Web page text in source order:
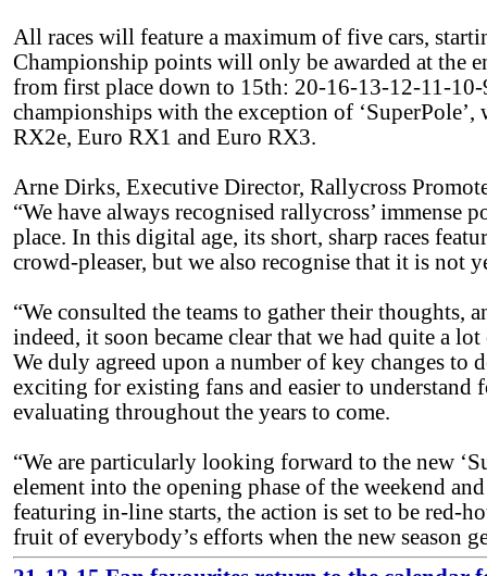
All races will feature a maximum of five cars,
Championship points will only be awarded at the
from first place down to 15th: 20-16-13-12-11-
championships with the exception of
RX2e, Euro RX1 and Euro RX3.
Arne Dirks, Executive Director, Rallycross
“We have always recognised rallycross’
place. In this digital age, its short, sharp races
crowd-pleaser, but we also recognise that it is
“We consulted the teams to gather their thoughts,
indeed, it soon became clear that we had quite a
We duly agreed upon a number of key changes to
exciting for existing fans and easier to
evaluating throughout the years to come.
“We are particularly looking forward to the new
element into the opening phase of the weekend
featuring in-line starts, the action is set to be red-
fruit of everybody’s efforts when the new season